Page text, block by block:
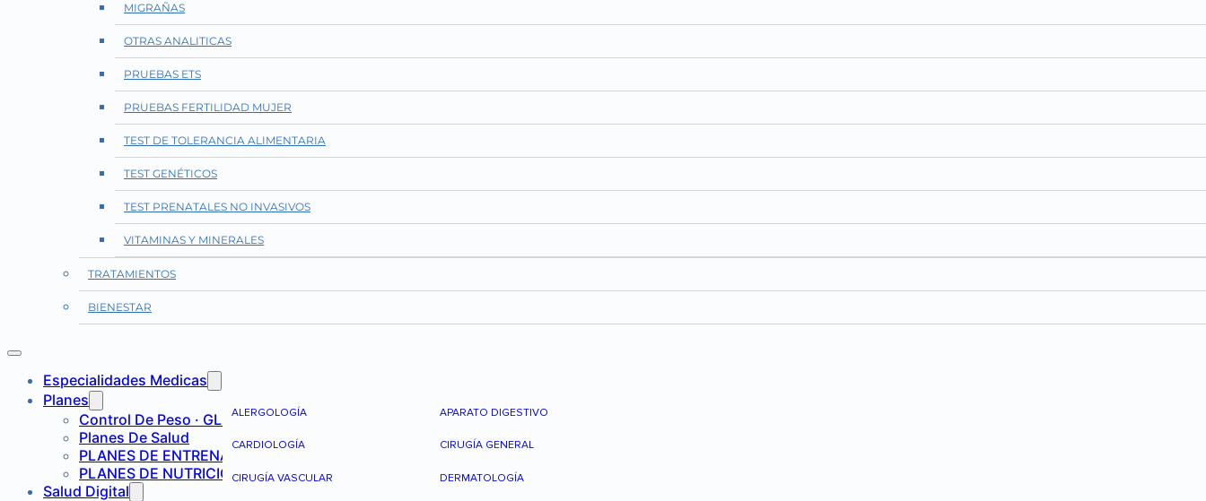
MIGRAÑAS
OTRAS ANALITICAS
PRUEBAS ETS
PRUEBAS FERTILIDAD MUJER
TEST DE TOLERANCIA ALIMENTARIA
TEST GENÉTICOS
TEST PRENATALES NO INVASIVOS
VITAMINAS Y MINERALES
TRATAMIENTOS
BIENESTAR
Especialidades Medicas
ALERGOLOGÍA APARATO DIGESTIVO
CARDIOLOGÍA CIRUGÍA GENERAL
CIRUGÍA VASCULAR DERMATOLOGÍA
Planes
Control De Peso · GLP-1
Planes De Salud
PLANES DE ENTRENAMIENTO
PLANES DE NUTRICIÓN
Salud Digital